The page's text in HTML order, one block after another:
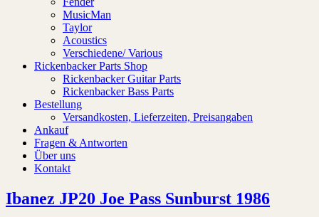
MusicMan
Taylor
Acoustics
Verschiedene/ Various
Rickenbacker Parts Shop
Rickenbacker Guitar Parts
Rickenbacker Bass Parts
Bestellung
Versandkosten, Lieferzeiten, Preisangaben
Ankauf
Fragen & Antworten
Über uns
Kontakt
Ibanez JP20 Joe Pass Sunburst 1986